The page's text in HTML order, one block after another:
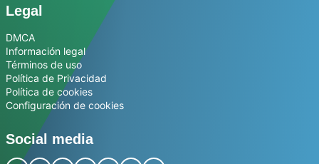
Legal
DMCA
Información legal
Términos de uso
Política de Privacidad
Política de cookies
Configuración de cookies
Social media